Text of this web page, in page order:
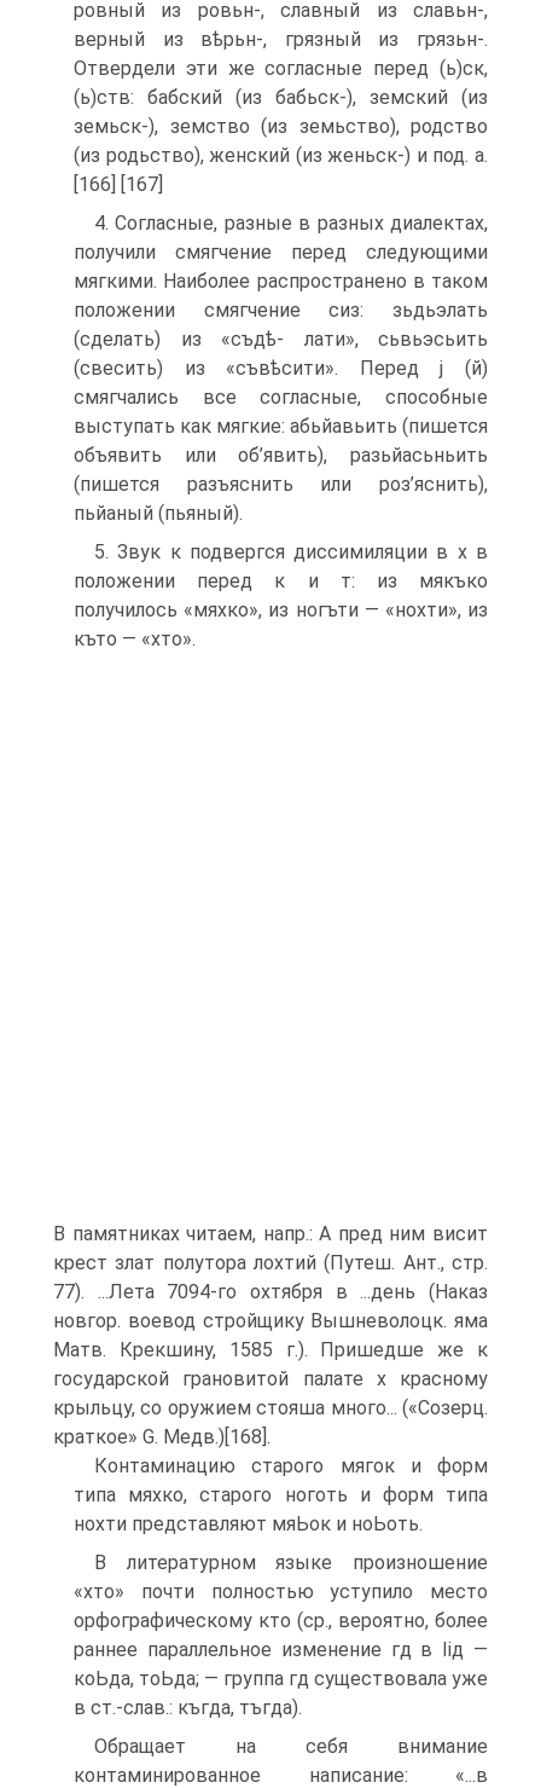
ровный из ровьн-, славный из славьн-,
верный из вѣрьн-, грязный из грязьн-.
Отвердели эти же согласные перед (ь)ск,
(ь)ств: бабский (из бабьск-), земский (из
земьск-), земство (из земьство), родство
(из родьство), женский (из женьск-) и под. а.
[166] [167]
4. Согласные, разные в разных диалектах,
получили смягчение перед следующими
мягкими. Наиболее распространено в таком
положении смягчение сиз: зьдьэлать
(сделать) из «съдѣ- лати», сьвьэсьить
(свесить) из «съвѣсити». Перед j (й)
смягчались все согласные, способные
выступать как мягкие: абьйавьить (пишется
объявить или об’явить), разьйасьньить
(пишется разъяснить или роз’яснить),
пьйаный (пьяный).
5. Звук к подвергся диссимиляции в х в
положении перед к и т: из мякъко
получилось «мяхко», из ногъти — «нохти», из
къто — «хто».
В памятниках читаем, напр.: А пред ним висит
крест злат полутора лохтий (Путеш. Ант., стр.
77). ...Лета 7094-го охтября в ...день (Наказ
новгор. воевод стройщику Вышневолоцк. яма
Матв. Крекшину, 1585 г.). Пришедше же к
государской грановитой палате х красному
крыльцу, со оружием стояша много... («Созерц.
краткое» G. Медв.)[168].
Контаминацию старого мягок и форм
типа мяхко, старого ноготь и форм типа
нохти представляют мяЬок и ноЬоть.
В литературном языке произношение
«хто» почти полностью уступило место
орфографическому кто (ср., вероятно, более
раннее параллельное изменение гд в Іід —
коЬда, тоЬда; — группа гд существовала уже
в ст.-слав.: къгда, тъгда).
Обращает на себя внимание
контаминированное написание: «...в